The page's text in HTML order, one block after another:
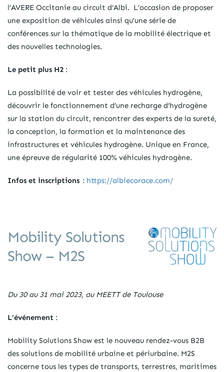
l’AVERE Occitanie au circuit d’Albi. L’occasion de proposer
une exposition de véhicules ainsi qu’une série de
conférences sur la thématique de la mobilité électrique et
des nouvelles technologies.
Le petit plus H2 :
La possibilité de voir et tester des véhicules hydrogène,
découvrir le fonctionnement d’une recharge d’hydrogène
sur la station du circuit, rencontrer des experts de la sureté,
la conception, la formation et la maintenance des
infrastructures et véhicules hydrogène. Unique en France,
une épreuve de régularité 100% véhicules hydrogène.
Infos et inscriptions : https://albiecorace.com/
Mobility Solutions
Show – M2S
Du 30 au 31 mai 2023, au MEETT de Toulouse
L’événement :
Mobility Solutions Show est le nouveau rendez-vous B2B
des solutions de mobilité urbaine et périurbaine. M2S
concerne tous les types de transports, terrestres, maritimes